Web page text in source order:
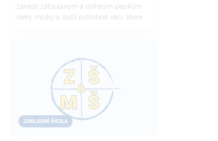
zanesli zatoulaným a osiřelým pejskům
deky, mlsky a další potřebné věci, které
alespoň takto zpříjemnili pobyt v útulku.
ZÁKLADNÍ ŠKOLA